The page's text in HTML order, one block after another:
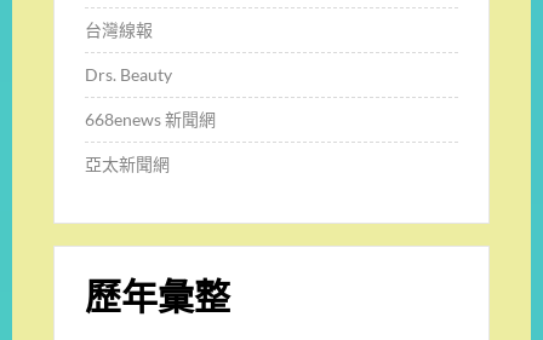
台灣線報
Drs. Beauty
668enews 新聞網
亞太新聞網
歷年彙整